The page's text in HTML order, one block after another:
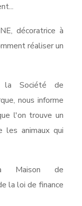
décoratrice à
réaliser un
la Société de
nous informe
l'on trouve un
les animaux qui
Maison de
la loi de finance